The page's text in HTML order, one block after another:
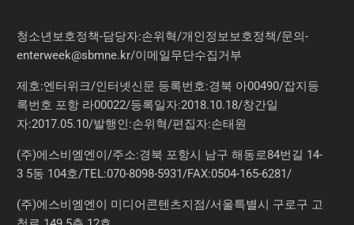
청소년보호정책-담당자:손위혁/개인정보보호정책/문의-
enterweek@sbmne.kr/이메일무단수집거부
제호:엔터위크/인터넷신문 등록번호:경북 아00490/잡지등
록번호 포항 라00022/등록일자:2018.10.18/창간일
자:2017.05.10/발행인:손위혁/편집자:손태원
(주)에스비엠엔이/주소:경북 포항시 남구 해동로84번길 14-
3 5동 104호/TEL:070-8098-5931/FAX:0504-165-6281/
(주)에스비엠엔이 미디어콘텐츠지점/서울특별시 구로구 고